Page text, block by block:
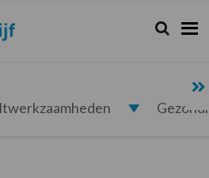
Zoeken...
Zoek